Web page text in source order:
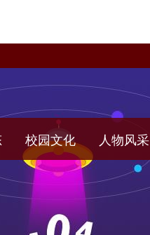
校园文化 人物风采